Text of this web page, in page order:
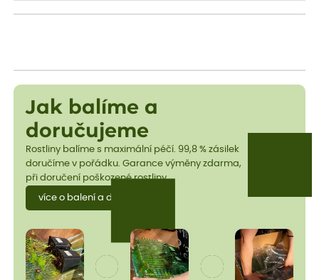
Jak balíme a
doručujeme
Rostliny balíme s maximální péčí. 99,8 % zásilek
doručíme v pořádku. Garance výměny zdarma,
při doručení poškozené rostliny.
více o balení a dopravě